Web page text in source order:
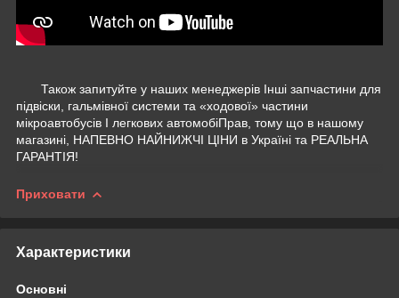
Також запитуйте у наших менеджерів Інші запчастини для
підвіски, гальмівної системи та «ходової» частини
мікроавтобусів І легкових автомобіПрав, тому що в нашому
магазині, НАПЕВНО НАЙНИЖЧІ ЦІНИ в Україні та РЕАЛЬНА
ГАРАНТІЯ!
Приховати
Характеристики
Основні